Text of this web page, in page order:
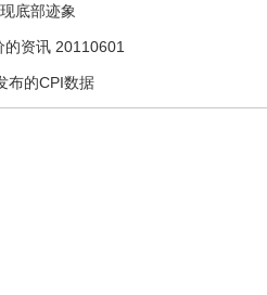
底部迹象
资讯 20110601
布的CPI数据